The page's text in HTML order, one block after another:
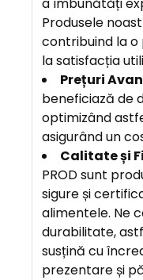
Produsele
contribuind la
la satisfacția
Prețuri
beneficiază de
optimizând
asigurând un
Calitate și
PROD sunt
sigure și
alimentele. Ne
durabilitate,
susțină cu
prezentare și